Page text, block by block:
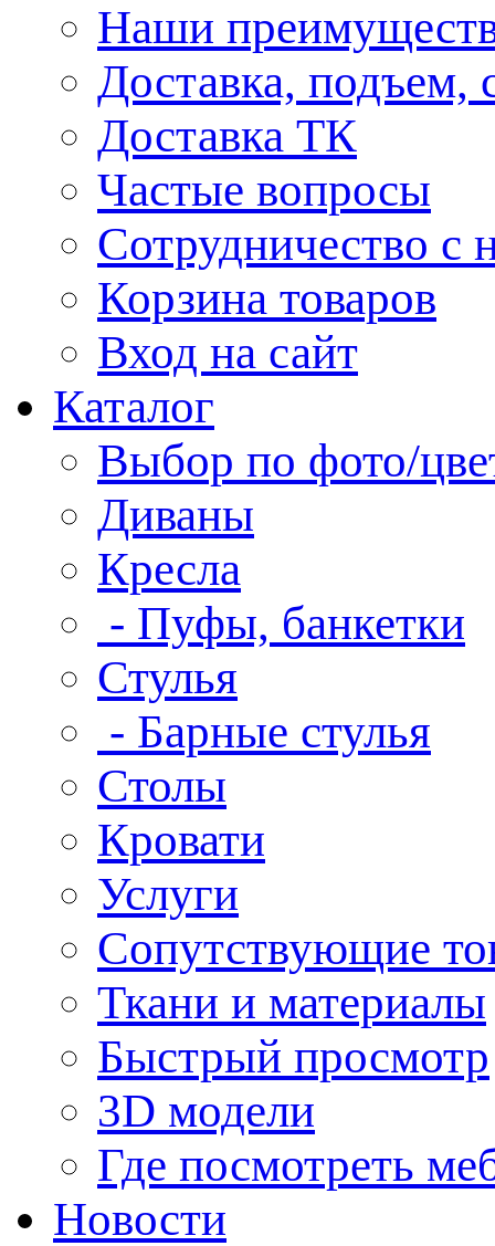
Наши
Доставка, подъем,
Доставка ТК
Частые вопросы
Сотрудничество с
Корзина товаров
Вход на сайт
Каталог
Выбор по фото/
Диваны
Кресла
- Пуфы, банкетки
Стулья
- Барные стулья
Столы
Кровати
Услуги
Сопутствующие
Ткани и материалы
Быстрый просмотр
3D модели
Где посмотреть
Новости